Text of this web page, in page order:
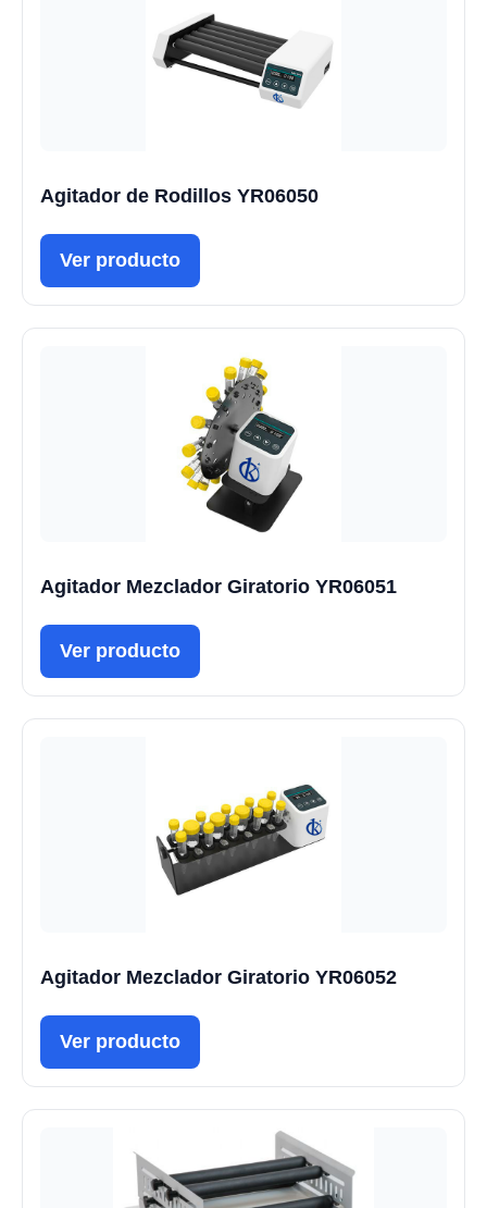
Agitador de Rodillos YR06050
Ver producto
Agitador Mezclador Giratorio YR06051
Ver producto
Agitador Mezclador Giratorio YR06052
Ver producto